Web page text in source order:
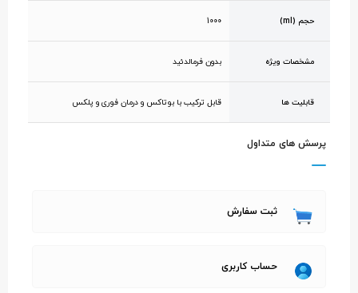
حجم (ml) 1000
مشخصات ویژه بدون فرمالدئید
قابلیت ها قابل ترکیب با بوتاکس و درمان فوری و پلکس
پرسش های متداول
ثبت سفارش
حساب کاربری